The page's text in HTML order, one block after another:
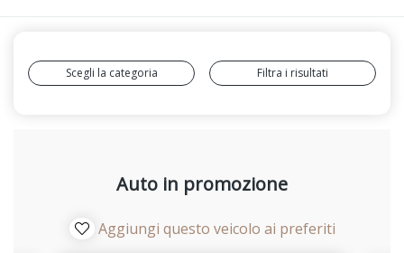
Scegli la categoria Filtra i risultati
Auto in promozione
Aggiungi questo veicolo ai preferiti